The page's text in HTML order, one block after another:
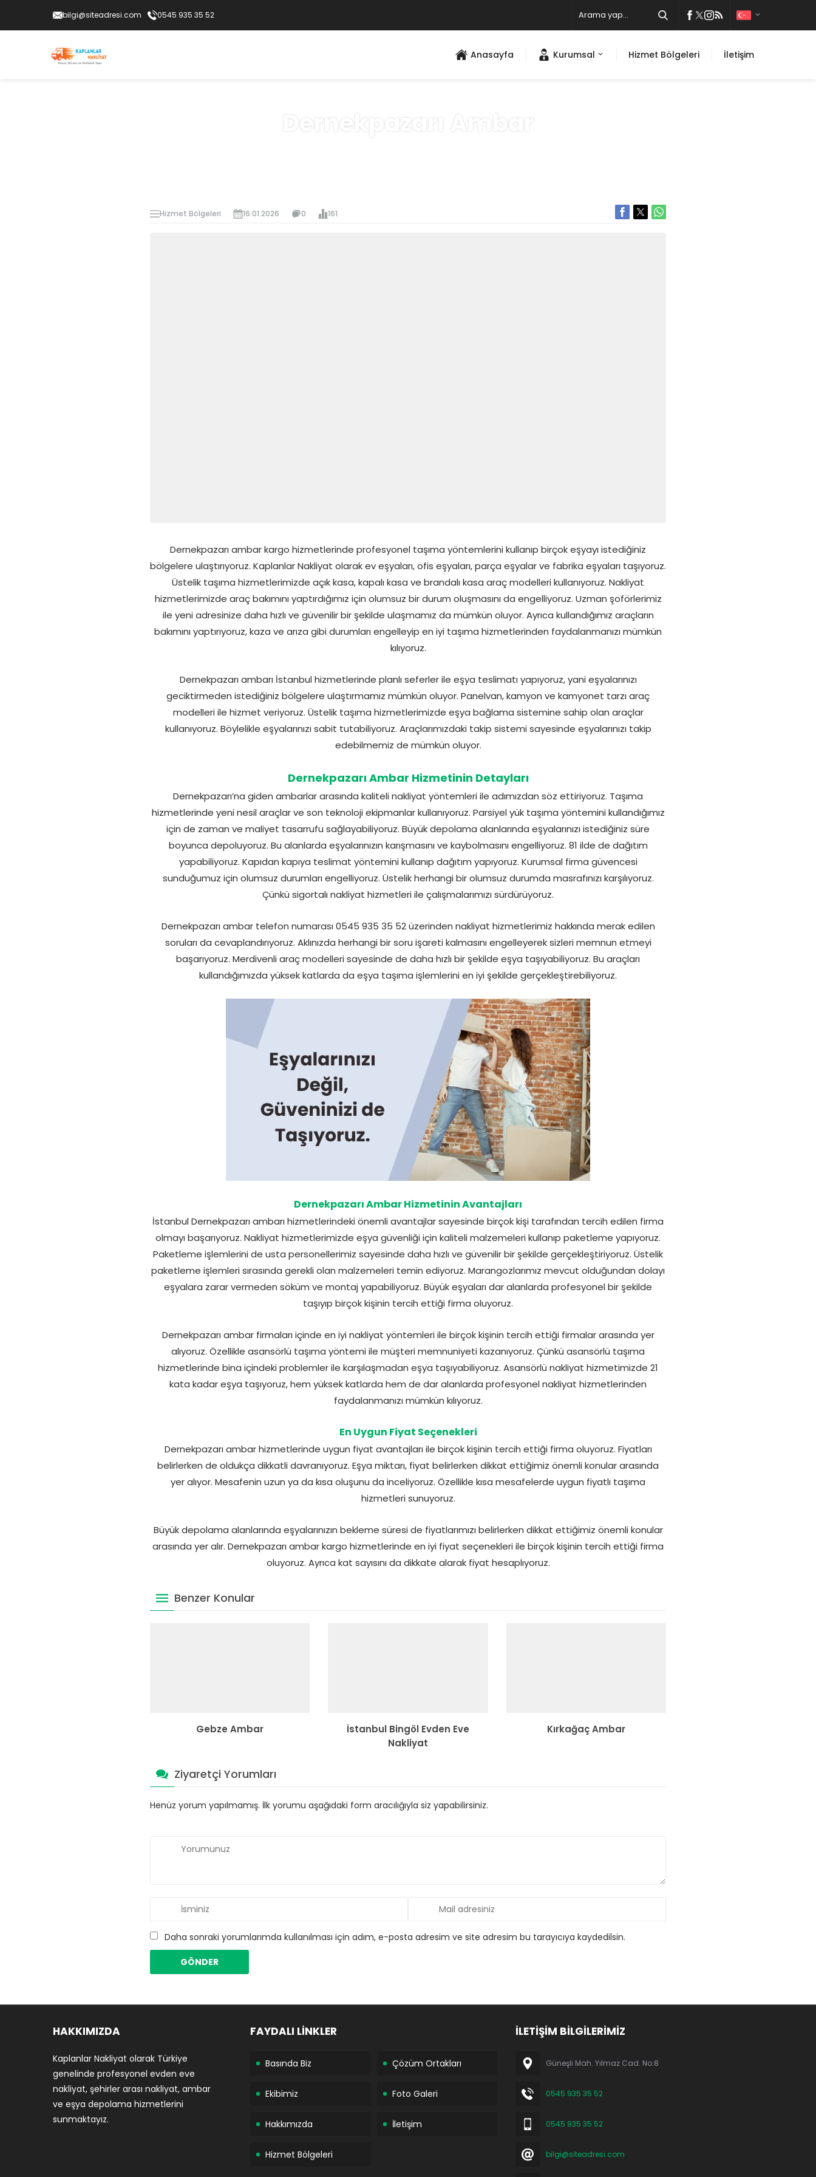
bilgi@siteadresi.com 0545 935 35 52
Anasayfa Kurumsal Hizmet Bölgeleri İletişim
Dernekpazarı Ambar
Hizmet Bölgeleri 16.01.2026 0 161
Dernekpazarı ambar kargo hizmetlerinde profesyonel taşıma yöntemlerini kullanıp birçok eşyayı istediğiniz
bölgelere ulaştırıyoruz. Kaplanlar Nakliyat olarak ev eşyaları, ofis eşyaları, parça eşyalar ve fabrika eşyaları taşıyoruz.
Üstelik taşıma hizmetlerimizde açık kasa, kapalı kasa ve brandalı kasa araç modelleri kullanıyoruz. Nakliyat
hizmetlerimizde araç bakımını yaptırdığımız için olumsuz bir durum oluşmasını da engelliyoruz. Uzman şoförlerimiz
ile yeni adresinize daha hızlı ve güvenilir bir şekilde ulaşmamız da mümkün oluyor. Ayrıca kullandığımız araçların
bakımını yaptırıyoruz, kaza ve arıza gibi durumları engelleyip en iyi taşıma hizmetlerinden faydalanmanızı mümkün
kılıyoruz.
Dernekpazarı ambarı İstanbul hizmetlerinde planlı seferler ile eşya teslimatı yapıyoruz, yani eşyalarınızı
geciktirmeden istediğiniz bölgelere ulaştırmamız mümkün oluyor. Panelvan, kamyon ve kamyonet tarzı araç
modelleri ile hizmet veriyoruz. Üstelik taşıma hizmetlerimizde eşya bağlama sistemine sahip olan araçlar
kullanıyoruz. Böylelikle eşyalarınızı sabit tutabiliyoruz. Araçlarımızdaki takip sistemi sayesinde eşyalarınızı takip
edebilmemiz de mümkün oluyor.
Dernekpazarı Ambar Hizmetinin Detayları
Dernekpazarı’na giden ambarlar arasında kaliteli nakliyat yöntemleri ile adımızdan söz ettiriyoruz. Taşıma
hizmetlerinde yeni nesil araçlar ve son teknoloji ekipmanlar kullanıyoruz. Parsiyel yük taşıma yöntemini kullandığımız
için de zaman ve maliyet tasarrufu sağlayabiliyoruz. Büyük depolama alanlarında eşyalarınızı istediğiniz süre
boyunca depoluyoruz. Bu alanlarda eşyalarınızın karışmasını ve kaybolmasını engelliyoruz. 81 ilde de dağıtım
yapabiliyoruz. Kapıdan kapıya teslimat yöntemini kullanıp dağıtım yapıyoruz. Kurumsal firma güvencesi
sunduğumuz için olumsuz durumları engelliyoruz. Üstelik herhangi bir olumsuz durumda masrafınızı karşılıyoruz.
Çünkü sigortalı nakliyat hizmetleri ile çalışmalarımızı sürdürüyoruz.
Dernekpazarı ambar telefon numarası 0545 935 35 52 üzerinden nakliyat hizmetlerimiz hakkında merak edilen
soruları da cevaplandırıyoruz. Aklınızda herhangi bir soru işareti kalmasını engelleyerek sizleri memnun etmeyi
başarıyoruz. Merdivenli araç modelleri sayesinde de daha hızlı bir şekilde eşya taşıyabiliyoruz. Bu araçları
kullandığımızda yüksek katlarda da eşya taşıma işlemlerini en iyi şekilde gerçekleştirebiliyoruz.
Dernekpazarı Ambar Hizmetinin Avantajları
İstanbul Dernekpazarı ambarı hizmetlerindeki önemli avantajlar sayesinde birçok kişi tarafından tercih edilen firma
olmayı başarıyoruz. Nakliyat hizmetlerimizde eşya güvenliği için kaliteli malzemeleri kullanıp paketleme yapıyoruz.
Paketleme işlemlerini de usta personellerimiz sayesinde daha hızlı ve güvenilir bir şekilde gerçekleştiriyoruz. Üstelik
paketleme işlemleri sırasında gerekli olan malzemeleri temin ediyoruz. Marangozlarımız mevcut olduğundan dolayı
eşyalara zarar vermeden söküm ve montaj yapabiliyoruz. Büyük eşyaları dar alanlarda profesyonel bir şekilde
taşıyıp birçok kişinin tercih ettiği firma oluyoruz.
Dernekpazarı ambar firmaları içinde en iyi nakliyat yöntemleri ile birçok kişinin tercih ettiği firmalar arasında yer
alıyoruz. Özellikle asansörlü taşıma yöntemi ile müşteri memnuniyeti kazanıyoruz. Çünkü asansörlü taşıma
hizmetlerinde bina içindeki problemler ile karşılaşmadan eşya taşıyabiliyoruz. Asansörlü nakliyat hizmetimizde 21
kata kadar eşya taşıyoruz, hem yüksek katlarda hem de dar alanlarda profesyonel nakliyat hizmetlerinden
faydalanmanızı mümkün kılıyoruz.
En Uygun Fiyat Seçenekleri
Dernekpazarı ambar hizmetlerinde uygun fiyat avantajları ile birçok kişinin tercih ettiği firma oluyoruz. Fiyatları
belirlerken de oldukça dikkatli davranıyoruz. Eşya miktarı, fiyat belirlerken dikkat ettiğimiz önemli konular arasında
yer alıyor. Mesafenin uzun ya da kısa oluşunu da inceliyoruz. Özellikle kısa mesafelerde uygun fiyatlı taşıma
hizmetleri sunuyoruz.
Büyük depolama alanlarında eşyalarınızın bekleme süresi de fiyatlarımızı belirlerken dikkat ettiğimiz önemli konular
arasında yer alır. Dernekpazarı ambar kargo hizmetlerinde en iyi fiyat seçenekleri ile birçok kişinin tercih ettiği firma
oluyoruz. Ayrıca kat sayısını da dikkate alarak fiyat hesaplıyoruz.
Benzer Konular
Gebze Ambar
İstanbul Bingöl Evden Eve
Nakliyat
Kırkağaç Ambar
Ziyaretçi Yorumları
Henüz yorum yapılmamış. İlk yorumu aşağıdaki form aracılığıyla siz yapabilirsiniz.
Daha sonraki yorumlarımda kullanılması için adım, e-posta adresim ve site adresim bu tarayıcıya kaydedilsin.
HAKKIMIZDA
Kaplanlar Nakliyat olarak Türkiye
genelinde profesyonel evden eve
nakliyat, şehirler arası nakliyat, ambar
ve eşya depolama hizmetlerini
sunmaktayız.
FAYDALI LİNKLER
Basında Biz Çözüm Ortakları
Ekibimiz Foto Galeri
Hakkımızda İletişim
Hizmet Bölgeleri
İLETİŞİM BİLGİLERİMİZ
Güneşli Mah. Yılmaz Cad. No:8
0545 935 35 52
0545 935 35 52
bilgi@siteadresi.com